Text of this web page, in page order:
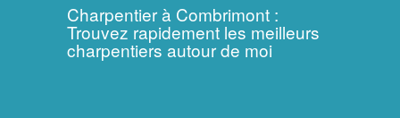
Charpentier à Combrimont :
Trouvez rapidement les meilleurs
charpentiers autour de moi